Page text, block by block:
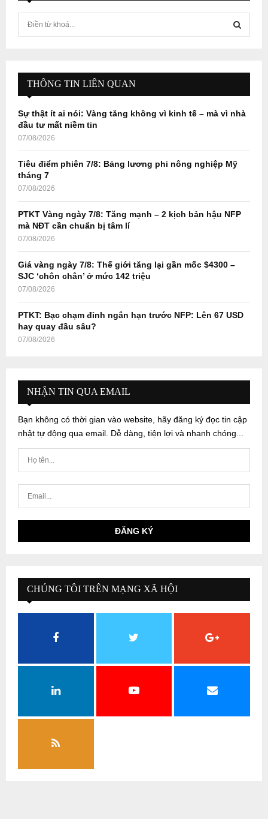
f
r
E
A
H
THÔNG TIN LIÊN QUAN
Sự thật ít ai nói: Vàng tăng không vì kinh tế – mà vì nhà
đầu tư mất niềm tin
07/08/2026
Tiêu điểm phiên 7/8: Bảng lương phi nông nghiệp Mỹ
tháng 7
07/08/2026
PTKT Vàng ngày 7/8: Tăng mạnh – 2 kịch bản hậu NFP
mà NĐT cần chuẩn bị tâm lí
07/08/2026
Giá vàng ngày 7/8: Thế giới tăng lại gần mốc $4300 –
SJC ‘chôn chân’ ở mức 142 triệu
07/08/2026
PTKT: Bạc chạm đỉnh ngắn hạn trước NFP: Lên 67 USD
hay quay đầu sâu?
07/08/2026
NHẬN TIN QUA EMAIL
Bạn không có thời gian vào website, hãy đăng ký đọc tin cập
nhật tự động qua email. Dễ dàng, tiện lợi và nhanh chóng...
CHÚNG TÔI TRÊN MẠNG XÃ HỘI